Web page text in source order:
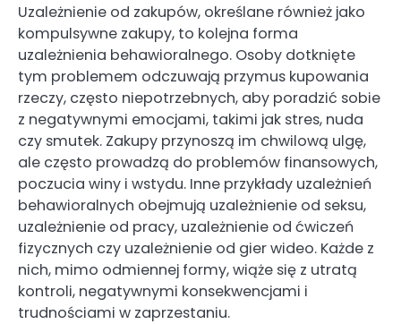
Uzależnienie od zakupów, określane również jako
kompulsywne zakupy, to kolejna forma
uzależnienia behawioralnego. Osoby dotknięte
tym problemem odczuwają przymus kupowania
rzeczy, często niepotrzebnych, aby poradzić sobie
z negatywnymi emocjami, takimi jak stres, nuda
czy smutek. Zakupy przynoszą im chwilową ulgę,
ale często prowadzą do problemów finansowych,
poczucia winy i wstydu. Inne przykłady uzależnień
behawioralnych obejmują uzależnienie od seksu,
uzależnienie od pracy, uzależnienie od ćwiczeń
fizycznych czy uzależnienie od gier wideo. Każde z
nich, mimo odmiennej formy, wiąże się z utratą
kontroli, negatywnymi konsekwencjami i
trudnościami w zaprzestaniu.